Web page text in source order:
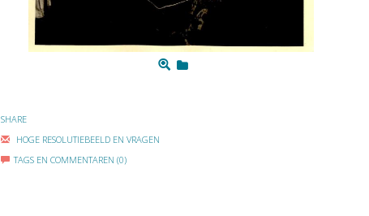
SHARE
HOGE RESOLUTIEBEELD EN VRAGEN
TAGS EN COMMENTAREN (0)